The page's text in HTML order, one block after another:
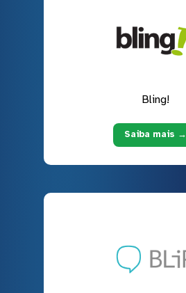
Bling!
Saiba mais →